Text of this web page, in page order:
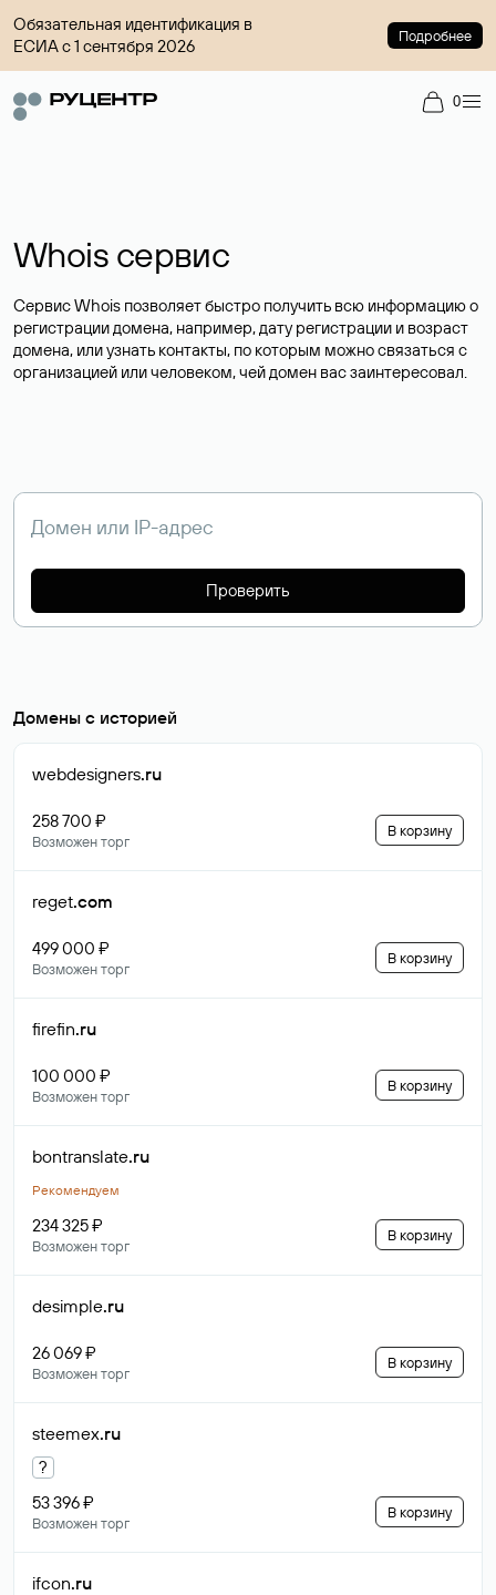
Обязательная идентификация в
ЕСИА с 1 сентября 2026
Подробнее
0
Whois сервис
Сервис Whois позволяет быстро получить всю информацию о
регистрации домена, например, дату регистрации и возраст
домена, или узнать контакты, по которым можно связаться с
организацией или человеком, чей домен вас заинтересовал.
Проверить
Домены с историей
webdesigners.ru
258 700 ₽
Возможен торг
В корзину
reget.com
499 000 ₽
Возможен торг
В корзину
firefin.ru
100 000 ₽
Возможен торг
В корзину
bontranslate.ru
Рекомендуем
234 325 ₽
Возможен торг
В корзину
desimple.ru
26 069 ₽
Возможен торг
В корзину
steemex.ru
?
53 396 ₽
Возможен торг
В корзину
ifcon.ru